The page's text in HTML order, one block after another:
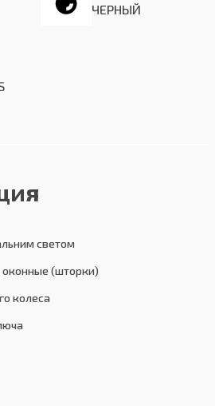
ЧЕРНЫЙ
светом
(шторки)
колеса